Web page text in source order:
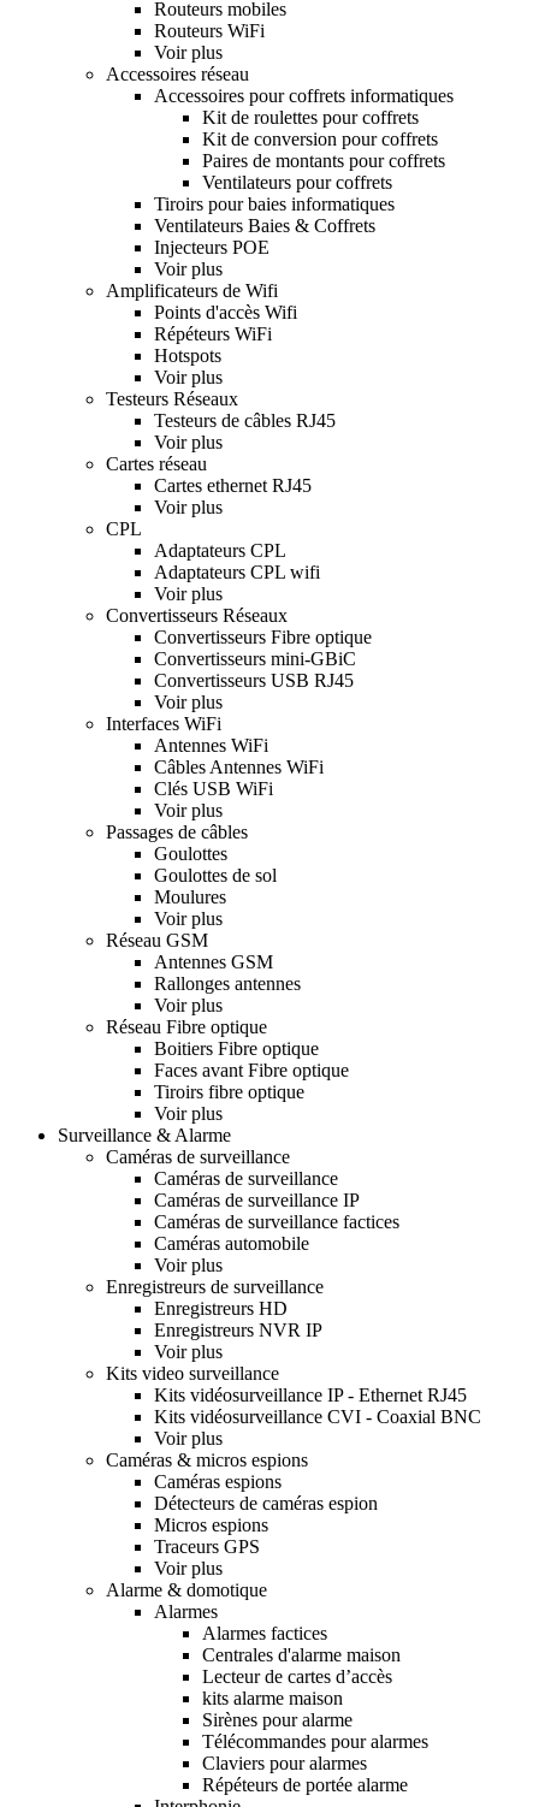
Routeurs mobiles
Routeurs WiFi
Voir plus
Accessoires réseau
Accessoires pour coffrets informatiques
Kit de roulettes pour coffrets
Kit de conversion pour coffrets
Paires de montants pour coffrets
Ventilateurs pour coffrets
Tiroirs pour baies informatiques
Ventilateurs Baies & Coffrets
Injecteurs POE
Voir plus
Amplificateurs de Wifi
Points d'accès Wifi
Répéteurs WiFi
Hotspots
Voir plus
Testeurs Réseaux
Testeurs de câbles RJ45
Voir plus
Cartes réseau
Cartes ethernet RJ45
Voir plus
CPL
Adaptateurs CPL
Adaptateurs CPL wifi
Voir plus
Convertisseurs Réseaux
Convertisseurs Fibre optique
Convertisseurs mini-GBiC
Convertisseurs USB RJ45
Voir plus
Interfaces WiFi
Antennes WiFi
Câbles Antennes WiFi
Clés USB WiFi
Voir plus
Passages de câbles
Goulottes
Goulottes de sol
Moulures
Voir plus
Réseau GSM
Antennes GSM
Rallonges antennes
Voir plus
Réseau Fibre optique
Boitiers Fibre optique
Faces avant Fibre optique
Tiroirs fibre optique
Voir plus
Surveillance & Alarme
Caméras de surveillance
Caméras de surveillance
Caméras de surveillance IP
Caméras de surveillance factices
Caméras automobile
Voir plus
Enregistreurs de surveillance
Enregistreurs HD
Enregistreurs NVR IP
Voir plus
Kits video surveillance
Kits vidéosurveillance IP - Ethernet RJ45
Kits vidéosurveillance CVI - Coaxial BNC
Voir plus
Caméras & micros espions
Caméras espions
Détecteurs de caméras espion
Micros espions
Traceurs GPS
Voir plus
Alarme & domotique
Alarmes
Alarmes factices
Centrales d'alarme maison
Lecteur de cartes d’accès
kits alarme maison
Sirènes pour alarme
Télécommandes pour alarmes
Claviers pour alarmes
Répéteurs de portée alarme